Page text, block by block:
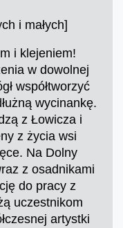
i małych]
i klejeniem!
w dowolnej
współtworzyć
wycinankę.
z Łowicza i
z życia wsi
Na Dolny
z osadnikami
do pracy z
uczestnikom
artystki